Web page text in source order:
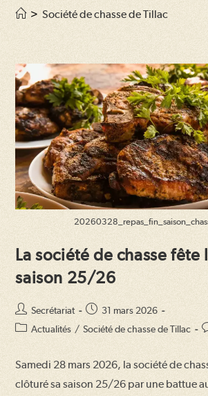
> Société de chasse de Tillac
La société de chasse fête
saison 25/26
Auteur/autrice
de
Secrétariat
Publication
publiée :
31 mars 2026
PostActualités / Société de chasse de Tillac
Samedi 28 mars 2026, la société de
clôturé sa saison 25/26 par une battue